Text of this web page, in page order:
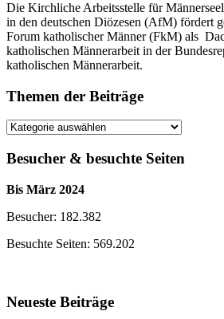
Die Kirchliche Arbeitsstelle für
in den deutschen Diözesen (AfM) fördert
Forum katholischer Männer (FkM) als
katholischen Männerarbeit in der
katholischen Männerarbeit.
Themen der Beiträge
Themen
Beiträge
Besucher & besuchte Seiten
Bis März 2024
Besucher: 182.382
Besuchte Seiten: 569.202
Neueste Beiträge